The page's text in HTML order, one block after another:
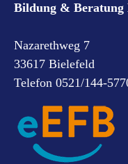
Bildung & Beratung
Nazarethweg 7
33617 Bielefeld
Telefon 0521/144-